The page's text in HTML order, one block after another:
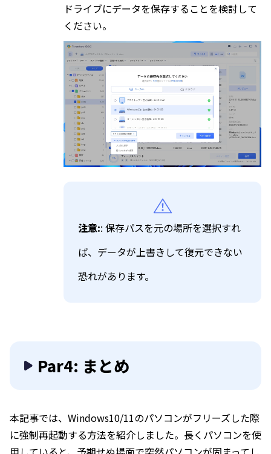
ドライブにデータを保存することを検討して
ください。
注意:: 保存パスを元の場所を選択すれ
ば、データが上書きして復元できない
恐れがあります。
Par4: まとめ
本記事では、Windows10/11のパソコンがフリーズした際
に強制再起動する方法を紹介しました。長くパソコンを使